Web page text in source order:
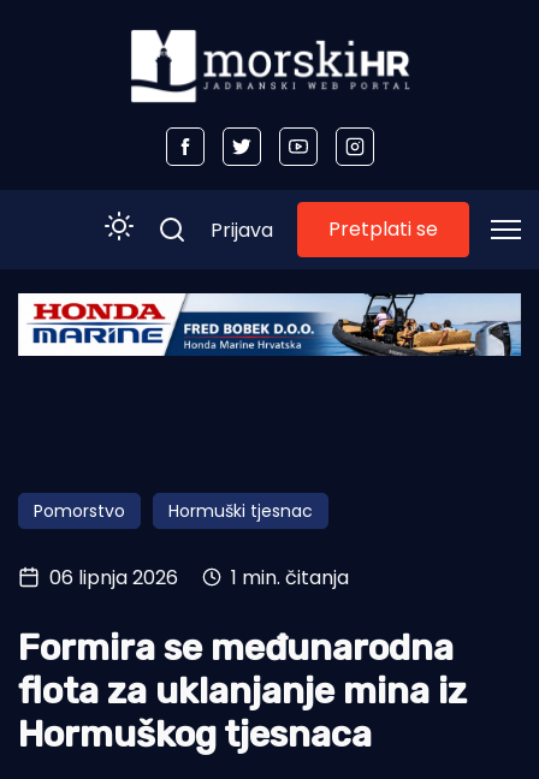
Početna
Obala
Otoci
Turizam i nautika
Pomorstvo
Ribolov
Ekologija
Prijava Pretplati se
Pomorstvo Hormuški tjesnac
06 lipnja 2026 1 min. čitanja
Formira se međunarodna
flota za uklanjanje mina iz
Hormuškog tjesnaca